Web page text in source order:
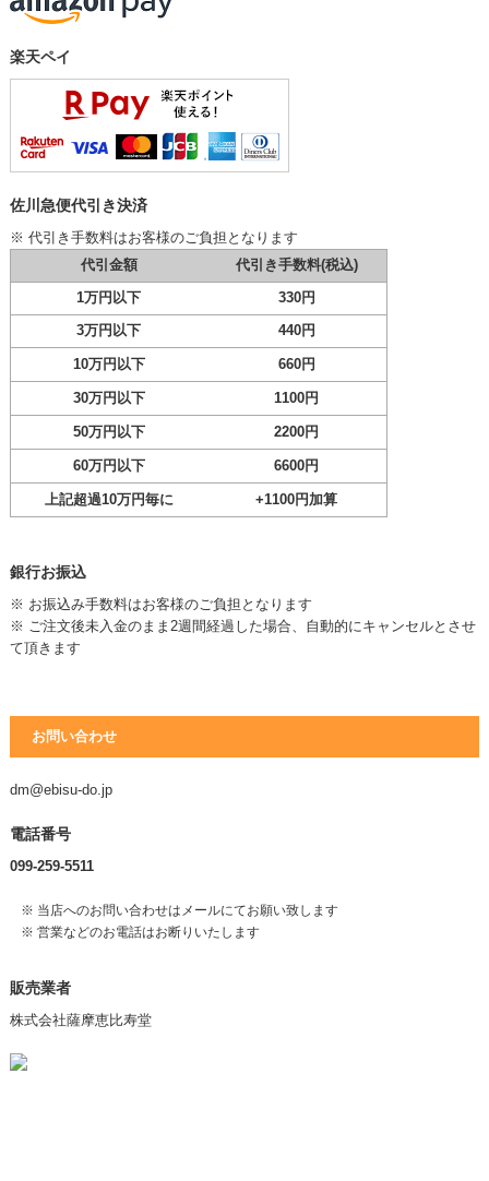
楽天ペイ
佐川急便代引き決済
※ 代引き手数料はお客様のご負担となります
代引金額
代引き手数料(税込)
1万円以下 330円
3万円以下 440円
10万円以下 660円
30万円以下 1100円
50万円以下 2200円
60万円以下 6600円
上記超過10万円毎に +1100円加算
銀行お振込
※ お振込み手数料はお客様のご負担となります
※ ご注文後未入金のまま2週間経過した場合、自動的にキャンセルとさせ
て頂きます
お問い合わせ
dm@ebisu-do.jp
電話番号
099-259-5511
※ 当店へのお問い合わせはメールにてお願い致します
※ 営業などのお電話はお断りいたします
販売業者
株式会社薩摩恵比寿堂